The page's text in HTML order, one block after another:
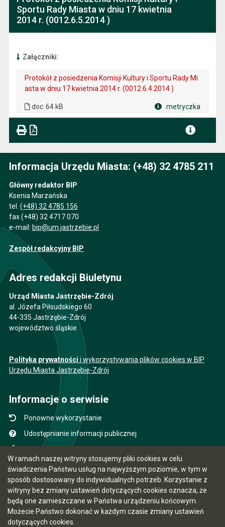
W ramach naszej witryny stosujemy pliki cookies w celu
świadczenia Państwu usług na najwyższym poziomie, w tym w
sposób dostosowany do indywidualnych potrzeb. Korzystanie z
witryny bez zmiany ustawień dotyczących cookies oznacza, że
będą one zamieszczane w Państwa urządzeniu końcowym.
Możecie Państwo dokonać w każdym czasie zmiany ustawień
dotyczących cookies.
Sportu Rady Miasta w dniu 17 kwietnia
2014 r. (0012.6.5.2014 )
Załączniki:
Protokół z posiedzenia Komisji Kultury i Sportu Rady Mi
asta w dniu 17 kwietnia 2014 r. (0012.6.4.2014 )
doc 64 kB metryczka
Informacja Urzędu Miasta: (+48) 32 4785 211
Główny redaktor BIP
Ksenia Marzańska
tel. (+48) 32 4785 156
fax (+48) 32 4717 070
e-mail: bip@um.jastrzebie.pl
Zespół redakcyjny BIP
Adres redakcji Biuletynu
Urząd Miasta Jastrzębie-Zdrój
al. Józefa Piłsudskiego 60
44-335 Jastrzębie-Zdrój
województwo śląskie
Polityka prywatności i wykorzystywania plików cookies w BIP
Urzędu Miasta Jastrzębie-Zdrój
Informacje o serwisie
Ponowne wykorzystanie
Udostępnianie informacji publicznej
Instrukcja obsługi
Statystyki oglądalności
Ostatnio dodane
Ostatnia aktualizacja BIP: 07.08.2026 12:31